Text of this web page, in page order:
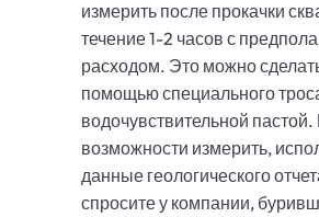
измерить после прокачки
течение 1-2 часов с
расходом. Это можно
помощью специального
водочувствительной пастой.
возможности измерить,
данные геологического
спросите у компании,